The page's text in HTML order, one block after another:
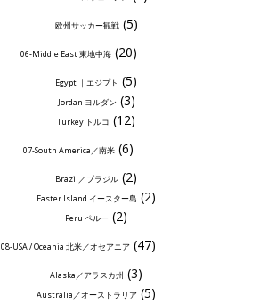
欧州サッカー観戦(5)
06-Middle East 東地中海(20)
Egypt ｜エジプト (5)
Jordan ヨルダン (3)
Turkey トルコ (12)
07-South America／南米 (6)
Brazil／ブラジル (2)
Easter Island イースター島 (2)
Peru ペルー (2)
08-USA / Oceania 北米／オセアニア (47)
Alaska／アラスカ州 (3)
Australia／オーストラリア (5)